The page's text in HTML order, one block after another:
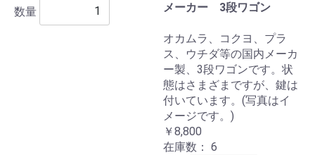
数量
メーカー 3段ワゴン
オカムラ、コクヨ、プラ
ス、ウチダ等の国内メーカ
ー製、3段ワゴンです。状
態はさまざまですが、鍵は
付いています。(写真はイ
メージです。)
￥8,800
在庫数： 6